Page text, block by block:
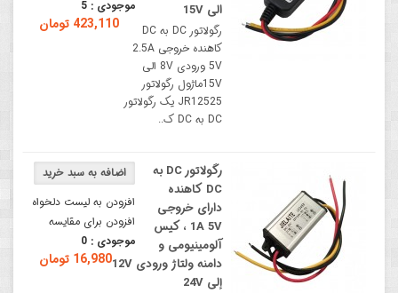
موجودی : 5
423,110 تومان
الی 15V
رگولاتور DC به DC
کاهنده خروجی 2.5A
5V ورودی 8V الی
15Vماژول رگولاتور
JR12525 یک رگولاتور
DC به DC ک..
افزودن به لیست دلخواه
افزودن برای مقایسه
موجودی : 0
16,980 تومان
رگولاتور DC به
DC کاهنده
دارای خروجی
1A 5V ، کیس
آلومینیومی و
دامنه ولتاژ ورودی 12V
إلی 24V